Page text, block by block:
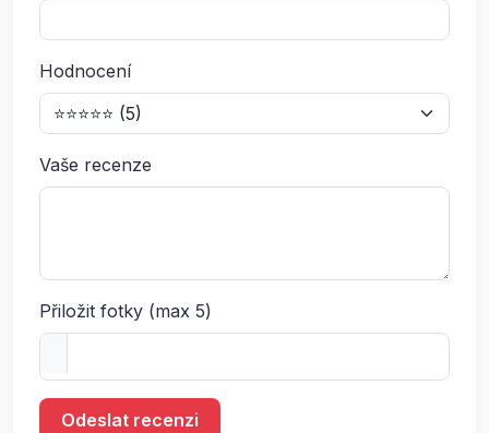
Hodnocení
Vaše recenze
Přiložit fotky (max 5)
Odeslat recenzi